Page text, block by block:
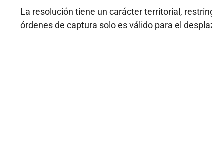
La resolución tiene un carácter territorial,
órdenes de captura solo es válido para el